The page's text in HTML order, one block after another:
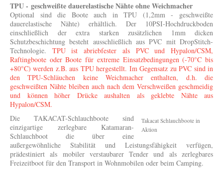
TPU - geschweißte dauerelastische Nähte ohne Weichmacher
Optional sind die Boote auch in TPU (1,2mm - geschweißte
dauerelastische Nähte) erhältlich. Der 10PSI-Hochdruckboden
einschließlich der extra starken zusätzlichen 1mm dicken
Schutzbeschichtung besteht ausschließlich aus PVC mit DropStitch-
Technologie. TPU ist abriebfester als PVC und Hypalon/CSM,
Raftingboote oder Boote für extreme Einsatzbedingungen (-70°C bis
+80°C) werden z.B. aus TPU hergestellt. Im Gegensatz zu PVC sind in
den TPU-Schläuchen keine Weichmacher enthalten, d.h. die
geschweißten Nähte bleiben auch nach dem Verschweißen geschmeidig
und können höher Drücke aushalten als geklebte Nähte aus
Hypalon/CSM.
Takacat Schlauchboote in
Aktion
Die TAKACAT-Schlauchboote sind
einzigartige zerlegbare Katamaran-
Schlauchboot die über eine
außergewöhnliche Stabilität und Leistungsfähigkeit verfügen,
prädestiniert als mobiler verstaubarer Tender und als zerlegbares
Freizeitboot für den Transport in Wohnmobilen oder beim Camping.